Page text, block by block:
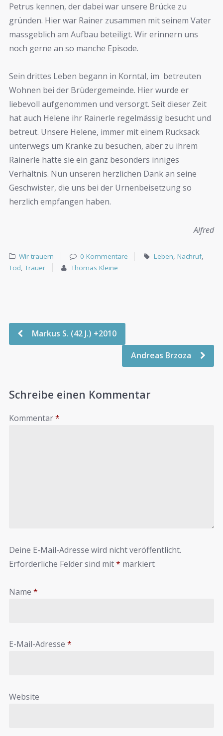
Petrus kennen, der dabei war unsere Brücke zu
gründen. Hier war Rainer zusammen mit seinem Vater
massgeblich am Aufbau beteiligt. Wir erinnern uns
noch gerne an so manche Episode.
Sein drittes Leben begann in Korntal, im betreuten
Wohnen bei der Brüdergemeinde. Hier wurde er
liebevoll aufgenommen und versorgt. Seit dieser Zeit
hat auch Helene ihr Rainerle regelmässig besucht und
betreut. Unsere Helene, immer mit einem Rucksack
unterwegs um Kranke zu besuchen, aber zu ihrem
Rainerle hatte sie ein ganz besonders inniges
Verhältnis. Nun unseren herzlichen Dank an seine
Geschwister, die uns bei der Urnenbeisetzung so
herzlich empfangen haben.
Alfred
Wir trauern 0 Kommentare Leben, Nachruf,
Tod,Trauer Thomas Kleine
Markus S. (42 J.) +2010
Andreas Brzoza
Schreibe einen Kommentar
Kommentar*
Deine E-Mail-Adresse wird nicht veröffentlicht.
Erforderliche Felder sind mit* markiert
Name *
E-Mail-Adresse *
Website